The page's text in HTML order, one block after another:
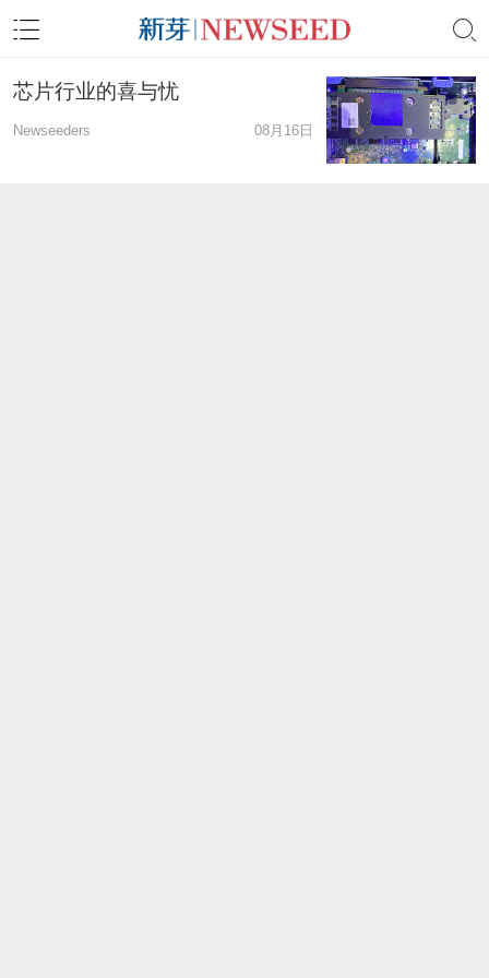
芯片行业的喜与忧
Newseeders 08月16日